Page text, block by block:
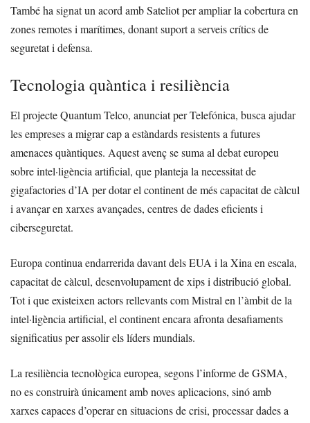
També ha signat un acord amb Sateliot per ampliar la cobertura en
zones remotes i marítimes, donant suport a serveis crítics de
seguretat i defensa.
Tecnologia quàntica i resiliència
El projecte Quantum Telco, anunciat per Telefónica, busca ajudar
les empreses a migrar cap a estàndards resistents a futures
amenaces quàntiques. Aquest avenç se suma al debat europeu
sobre intel·ligència artificial, que planteja la necessitat de
gigafactories d’IA per dotar el continent de més capacitat de càlcul
i avançar en xarxes avançades, centres de dades eficients i
ciberseguretat.
Europa continua endarrerida davant dels EUA i la Xina en escala,
capacitat de càlcul, desenvolupament de xips i distribució global.
Tot i que existeixen actors rellevants com Mistral en l’àmbit de la
intel·ligència artificial, el continent encara afronta desafiaments
significatius per assolir els líders mundials.
La resiliència tecnològica europea, segons l’informe de GSMA,
no es construirà únicament amb noves aplicacions, sinó amb
xarxes capaces d’operar en situacions de crisi, processar dades a